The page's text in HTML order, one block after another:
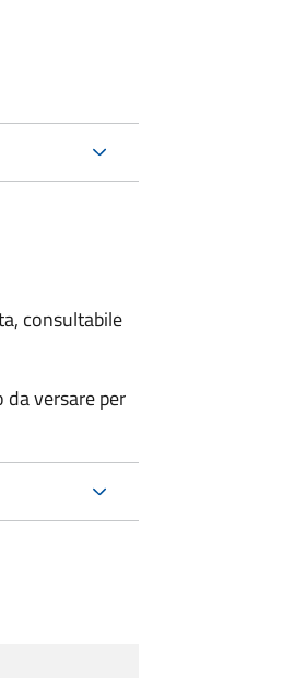
consultabile
versare per